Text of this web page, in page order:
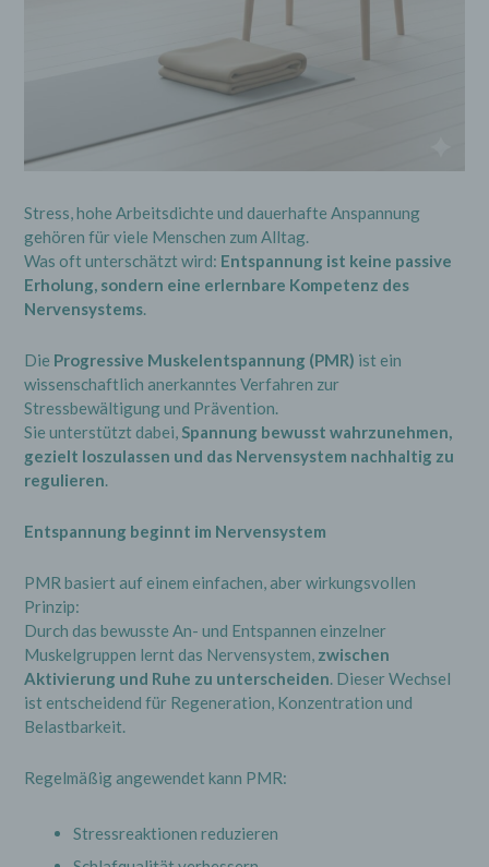
Stress, hohe Arbeitsdichte und dauerhafte Anspannung
gehören für viele Menschen zum Alltag.
Was oft unterschätzt wird: Entspannung ist keine passive
Erholung, sondern eine erlernbare Kompetenz des
Nervensystems.
Die Progressive Muskelentspannung (PMR) ist ein
wissenschaftlich anerkanntes Verfahren zur
Stressbewältigung und Prävention.
Sie unterstützt dabei, Spannung bewusst wahrzunehmen,
gezielt loszulassen und das Nervensystem nachhaltig zu
regulieren.
Entspannung beginnt im Nervensystem
PMR basiert auf einem einfachen, aber wirkungsvollen
Prinzip:
Durch das bewusste An- und Entspannen einzelner
Muskelgruppen lernt das Nervensystem, zwischen
Aktivierung und Ruhe zu unterscheiden. Dieser Wechsel
ist entscheidend für Regeneration, Konzentration und
Belastbarkeit.
Regelmäßig angewendet kann PMR:
Stressreaktionen reduzieren